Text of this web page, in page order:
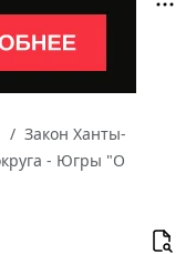
Закон Ханты-
- Югры "О